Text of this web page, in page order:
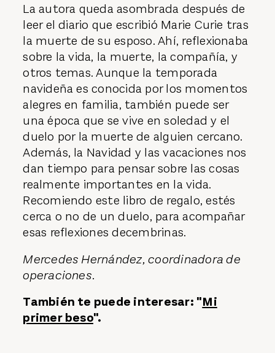
La autora queda asombrada después de
leer el diario que escribió Marie Curie tras
la muerte de su esposo. Ahí, reflexionaba
sobre la vida, la muerte, la compañía, y
otros temas. Aunque la temporada
navideña es conocida por los momentos
alegres en familia, también puede ser
una época que se vive en soledad y el
duelo por la muerte de alguien cercano.
Además, la Navidad y las vacaciones nos
dan tiempo para pensar sobre las cosas
realmente importantes en la vida.
Recomiendo este libro de regalo, estés
cerca o no de un duelo, para acompañar
esas reflexiones decembrinas.
Mercedes Hernández, coordinadora de
operaciones.
También te puede interesar: "Mi
primer beso".